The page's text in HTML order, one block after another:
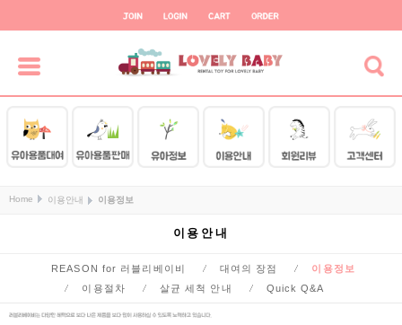
Home 이용안내 이용정보
이용안내
REASON for 러블리베이비 대여의 장점
이용정보
이용절차
살균 세척 안내 Quick Q&A